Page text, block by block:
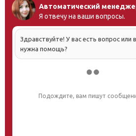
Автоматический
Я отвечу на ваши вопросы.
Здравствуйте! У вас есть вопрос или
нужна помощь?
Подождите, вам пишут